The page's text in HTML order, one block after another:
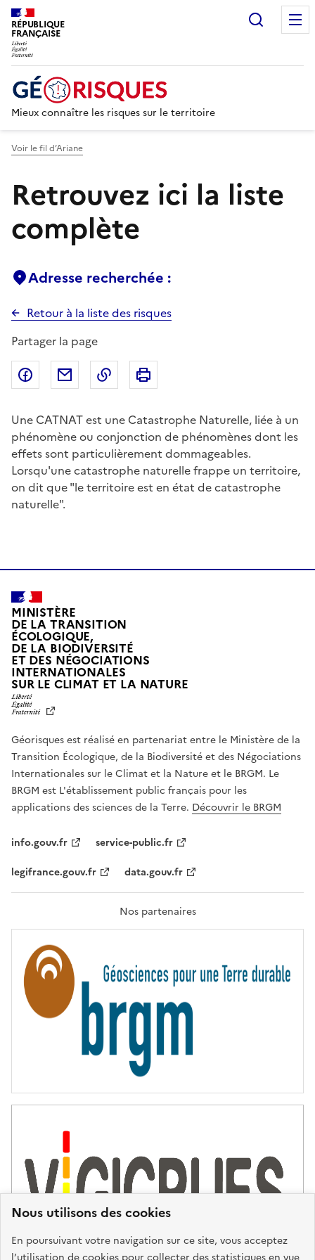
Nous utilisons des cookies
En poursuivant votre navigation sur ce site, vous acceptez
RÉPUBLIQUE
FRANÇAISE
Mieux connaître les risques sur le territoire
Voir le fil d’Ariane
Retrouvez ici la liste
complète
Adresse recherchée :
Retour à la liste des risques
Partager la page
Partager sur Facebook
Partager par emailCopier dans le presse-papier
Une CATNAT est une Catastrophe Naturelle, liée à un
phénomène ou conjonction de phénomènes dont les
effets sont particulièrement dommageables.
Lorsqu'une catastrophe naturelle frappe un territoire,
on dit que "le territoire est en état de catastrophe
naturelle".
MINISTÈRE
DE LA TRANSITION
ÉCOLOGIQUE,
DE LA BIODIVERSITÉ
ET DES NÉGOCIATIONS
INTERNATIONALES
SUR LE CLIMAT ET LA NATUREL
T
É
,
É
G
A
L
F
A
T
R
T
É
Géorisques est réalisé en partenariat entre le Ministère de la
Transition Écologique, de la Biodiversité et des Négociations
Internationales sur le Climat et la Nature et le BRGM. Le
BRGM est L'établissement public français pour les
applications des sciences de la Terre. Découvrir le BRGM
info.gouv.fr
service-public.fr
legifrance.gouv.fr
data.gouv.fr
Nos partenaires